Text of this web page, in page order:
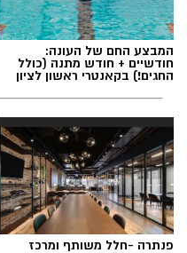
תגים:טיול
המבצע החם של העונה:
חודשיים + חודש מתנה (כולל
החגים!) בקאנטרי ראשון לציון
פנתרה -חלל משותף ומרכז